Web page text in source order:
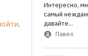
.
Интересно,
самый
давайте...
Павел